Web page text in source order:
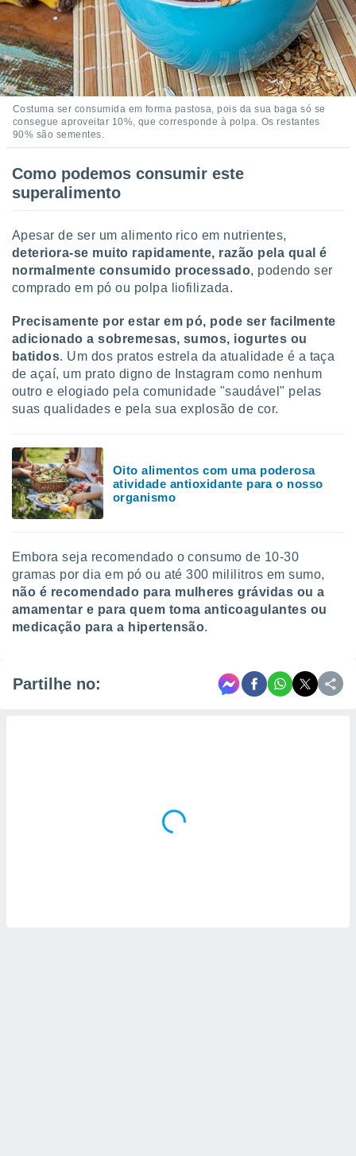
Costuma ser consumida em forma pastosa, pois da sua baga só se
consegue aproveitar 10%, que corresponde à polpa. Os restantes
90% são sementes.
Como podemos consumir este
superalimento
Apesar de ser um alimento rico em nutrientes,
deteriora-se muito rapidamente, razão pela qual é
normalmente consumido processado, podendo ser
comprado em pó ou polpa liofilizada.
Precisamente por estar em pó, pode ser facilmente
adicionado a sobremesas, sumos, iogurtes ou
batidos. Um dos pratos estrela da atualidade é a taça
de açaí, um prato digno de Instagram como nenhum
outro e elogiado pela comunidade "saudável" pelas
suas qualidades e pela sua explosão de cor.
Oito alimentos com uma poderosa
atividade antioxidante para o nosso
organismo
Embora seja recomendado o consumo de 10-30
gramas por dia em pó ou até 300 mililitros em sumo,
não é recomendado para mulheres grávidas ou a
amamentar e para quem toma anticoagulantes ou
medicação para a hipertensão.
Partilhe no: